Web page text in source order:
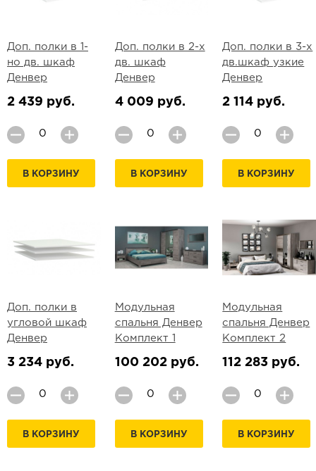
Доп. полки в 1-
но дв. шкаф
Денвер
2 439 руб.
В КОРЗИНУ
Доп. полки в 2-х
дв. шкаф
Денвер
4 009 руб.
В КОРЗИНУ
Доп. полки в 3-х
дв.шкаф узкие
Денвер
2 114 руб.
В КОРЗИНУ
Доп. полки в
угловой шкаф
Денвер
3 234 руб.
В КОРЗИНУ
Модульная
спальня Денвер
Комплект 1
100 202 руб.
В КОРЗИНУ
Модульная
спальня Денвер
Комплект 2
112 283 руб.
В КОРЗИНУ